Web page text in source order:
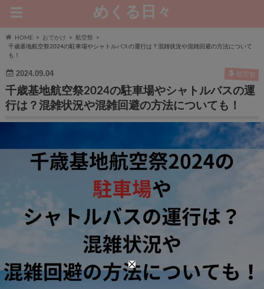
めくる日々
HOME おでかけ
航空祭
千歳基地航空祭2024の駐車場やシャトルバスの運行は？混雑状況や混雑回避の方法について
も！
2024.09.04 航空祭
千歳基地航空祭2024の駐車場やシャトルバスの運
行は？混雑状況や混雑回避の方法についても！